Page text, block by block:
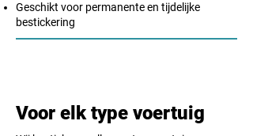
Geschikt voor permanente en tijdelijke
bestickering
Voor elk type voertuig